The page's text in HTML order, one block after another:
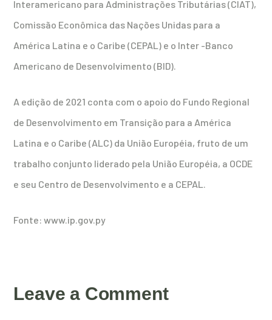
Interamericano para Administrações Tributárias (CIAT),
Comissão Econômica das Nações Unidas para a
América Latina e o Caribe (CEPAL) e o Inter -Banco
Americano de Desenvolvimento (BID).
A edição de 2021 conta com o apoio do Fundo Regional
de Desenvolvimento em Transição para a América
Latina e o Caribe (ALC) da União Européia, fruto de um
trabalho conjunto liderado pela União Européia, a OCDE
e seu Centro de Desenvolvimento e a CEPAL.
Fonte: www.ip.gov.py
Leave a Comment